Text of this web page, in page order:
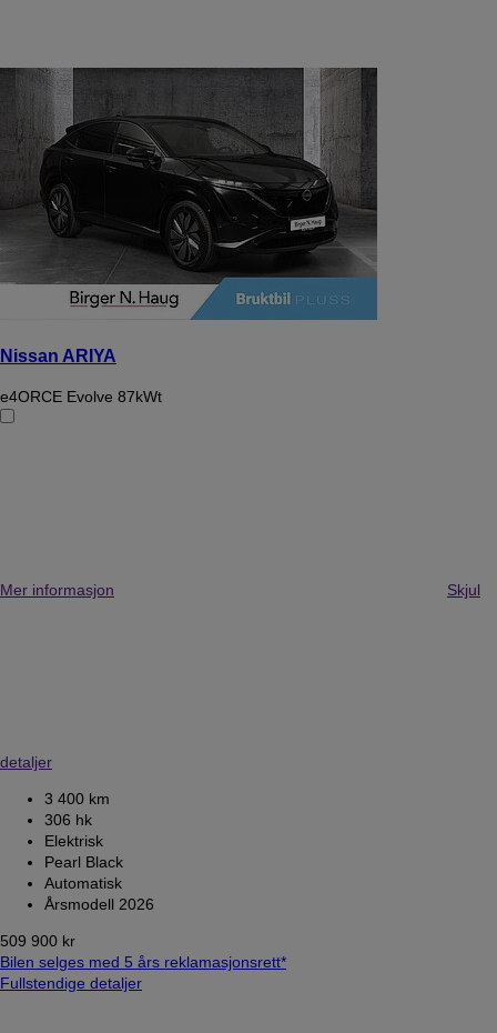
Nissan ARIYA
e4ORCE Evolve 87kWt
Mer informasjon Skjul
detaljer
3 400 km
306 hk
Elektrisk
Pearl Black
Automatisk
Årsmodell 2026
509 900 kr
Bilen selges med 5 års reklamasjonsrett*
Fullstendige detaljer